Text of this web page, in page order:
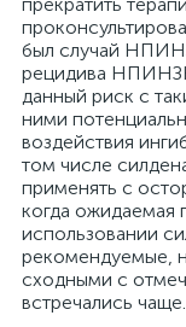
был случай
рецидива
данный риск с
ними
воздействия
том числе
применять с
когда ожидаемая
использовании
рекомендуемые,
сходными с
встречались чаще.